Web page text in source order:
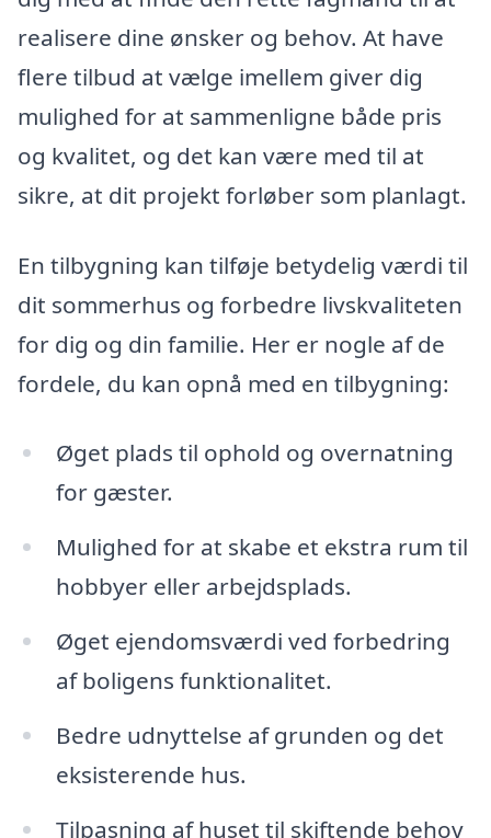
realisere dine ønsker og behov. At have
flere tilbud at vælge imellem giver dig
mulighed for at sammenligne både pris
og kvalitet, og det kan være med til at
sikre, at dit projekt forløber som planlagt.
En tilbygning kan tilføje betydelig værdi til
dit sommerhus og forbedre livskvaliteten
for dig og din familie. Her er nogle af de
fordele, du kan opnå med en tilbygning:
Øget plads til ophold og overnatning
for gæster.
Mulighed for at skabe et ekstra rum til
hobbyer eller arbejdsplads.
Øget ejendomsværdi ved forbedring
af boligens funktionalitet.
Bedre udnyttelse af grunden og det
eksisterende hus.
Tilpasning af huset til skiftende behov